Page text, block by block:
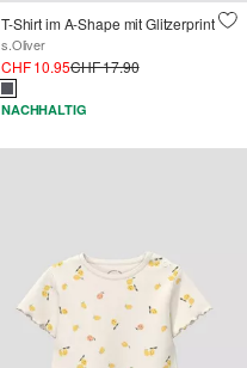
T-Shirt im A-Shape mit Glitzerprint
s.Oliver
CHF 10.95CHF 17.90
NACHHALTIG